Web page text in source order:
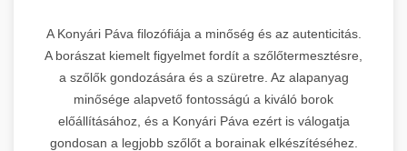
A Konyári Páva filozófiája a minőség és az autenticitás.
A borászat kiemelt figyelmet fordít a szőlőtermesztésre,
a szőlők gondozására és a szüretre. Az alapanyag
minősége alapvető fontosságú a kiváló borok
előállításához, és a Konyári Páva ezért is válogatja
gondosan a legjobb szőlőt a borainak elkészítéséhez.